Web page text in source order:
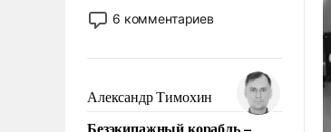
принадлежит, а кого из неё
исключили с правом
чем она отличается от просто
образованных людей. Иногда
казалось, что эти вопросы
6 комментариев
Александр Тимохин
Безэкипажный корабль –